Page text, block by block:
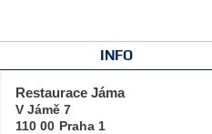
INFO
Restaurace Jáma
V Jámě 7
110 00 Praha 1